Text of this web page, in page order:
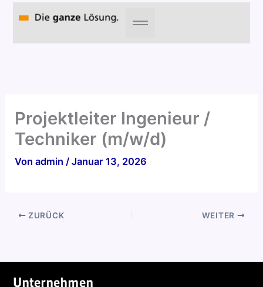
Inhalt
Projektleiter Ingenieur /
Techniker (m/w/d)
Vonadmin/Januar 13, 2026
ZURÜCK WEITER
Unternehmen